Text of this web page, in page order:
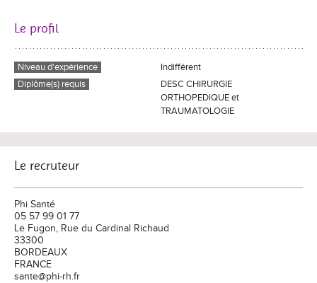
Le profil
Niveau d'expérience
Indifférent
Diplôme(s) requis
DESC CHIRURGIE
ORTHOPEDIQUE et
TRAUMATOLOGIE
Le recruteur
Phi Santé
05 57 99 01 77
Le Fugon, Rue du Cardinal Richaud
33300
BORDEAUX
FRANCE
sante@phi-rh.fr